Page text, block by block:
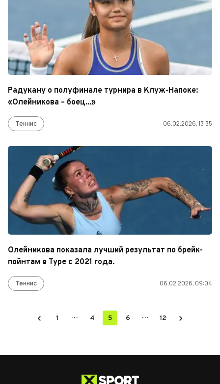
Радукану о полуфинале турнира в Клуж-Напоке:
«Олейникова – боец...»
Теннис 06.02.2026, 13:35
Олейникова показала лучший результат по брейк-
пойнтам в Туре с 2021 года.
Теннис 06.02.2026, 09:04
1 … 4 5 6 … 12